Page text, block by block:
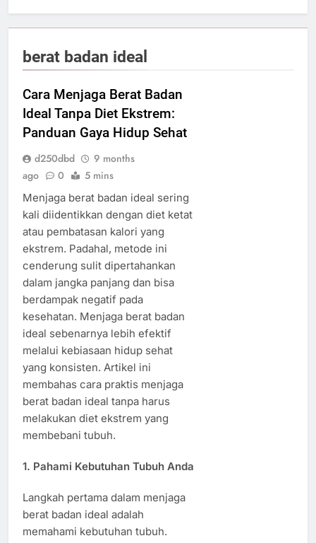
berat badan ideal
Cara Menjaga Berat Badan
Ideal Tanpa Diet Ekstrem:
Panduan Gaya Hidup Sehat
d250dbd
9 months
ago
0 5 mins
Menjaga berat badan ideal sering
kali diidentikkan dengan diet ketat
atau pembatasan kalori yang
ekstrem. Padahal, metode ini
cenderung sulit dipertahankan
dalam jangka panjang dan bisa
berdampak negatif pada
kesehatan. Menjaga berat badan
ideal sebenarnya lebih efektif
melalui kebiasaan hidup sehat
yang konsisten. Artikel ini
membahas cara praktis menjaga
berat badan ideal tanpa harus
melakukan diet ekstrem yang
membebani tubuh.
1. Pahami Kebutuhan Tubuh Anda
Langkah pertama dalam menjaga
berat badan ideal adalah
memahami kebutuhan tubuh.